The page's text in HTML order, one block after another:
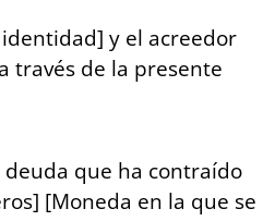
y el acreedor
través de la presente
que ha contraído
[Moneda en la que se